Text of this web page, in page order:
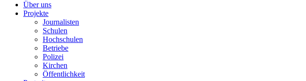
Über uns
Projekte
Journalisten
Schulen
Hochschulen
Betriebe
Polizei
Kirchen
Öffentlichkeit